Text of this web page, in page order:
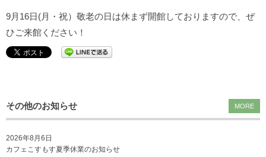
9月16日(月・祝）敬老の日は休まず開館しておりますので、ぜ
ひご来館ください！
その他のお知らせ
2026年8月6日
カフェこすもす夏季休業のお知らせ
MORE